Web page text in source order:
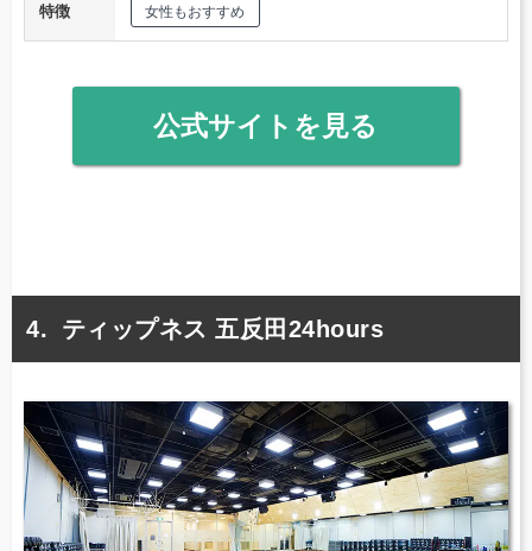
特徴 女性もおすすめ
公式サイトを見る
ティップネス 五反田24hours